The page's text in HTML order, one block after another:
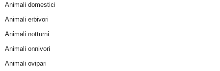
Animali domestici
Animali erbivori
Animali notturni
Animali onnivori
Animali ovipari